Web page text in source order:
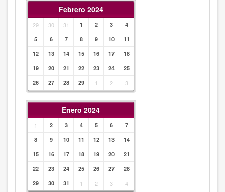
Febrero 2024
29 30 31 1 2 3
4
5
6 7 8 9 10
11
12
13 14 15 16 17
18
19
20 21 22 23 24
25
26
27 28 29 1 2 3
Enero 2024
1 2 3 4 5 6
7
8
9 10 11 12 13
14
15
16 17 18 19 20
21
22
23 24 25 26 27
28
29
30 31 1 2 3 4